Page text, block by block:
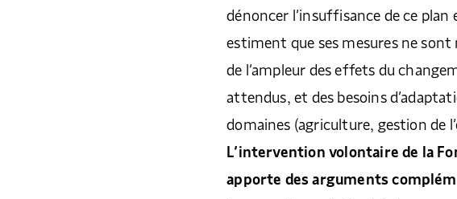
dénoncer l’insuffisance de ce plan
estiment que ses mesures ne
de l’ampleur des effets du
attendus, et des besoins
domaines (agriculture, gestion de
L’intervention volontaire de la
apporte des arguments